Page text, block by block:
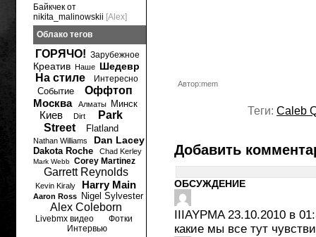
Автор:mem
Теги: Caleb
Добавить
ОБСУЖДЕНИЕ
IIIAYPMA 23.10.2010 в
какие мы все тут
Байкчек от
nikita_malinowskii [Alex]
Облако тегов
ГОРЯЧО! Зарубежное
Креатив Наше Шедевр
На стиле Интересно
Событие
Оффтоп
Москва
Алматы Минск
Киев Dirt
Park
Street
Flatland
Nathan Williams Dan Lacey
Dakota Roche Chad Kerley
Mark Webb Corey Martinez
Garrett Reynolds
Kevin Kiraly Harry Main
Aaron Ross Nigel Sylvester
Alex Coleborn
Livebmx видео
Фотки
Интервью